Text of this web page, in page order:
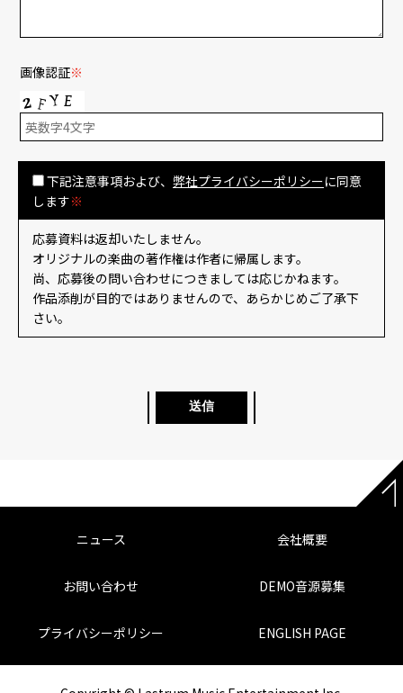
画像認証※
下記注意事項および、 弊社プライバシーポリシーに同意
します※
応募資料は返却いたしません。
オリジナルの楽曲の著作権は作者に帰属します。
尚、応募後の問い合わせにつきましては応じかねます。
作品添削が目的ではありませんので、あらかじめご了承下
さい。
送信
ニュース 会社概要
お問い合わせ DEMO音源募集
プライバシーポリシー ENGLISH PAGE